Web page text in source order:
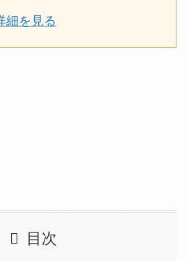
細を見る
目次